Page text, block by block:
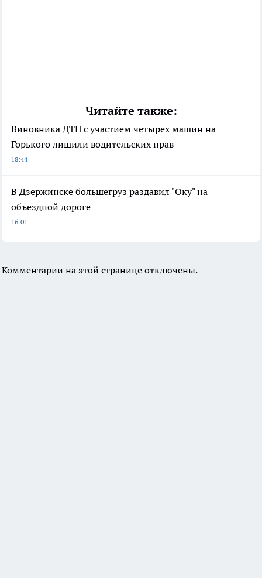
Читайте также:
Виновника ДТП с участием четырех машин на
Горького лишили водительских прав
18:44
В Дзержинске большегруз раздавил "Оку" на
объездной дороге
16:01
Комментарии на этой странице отключены.